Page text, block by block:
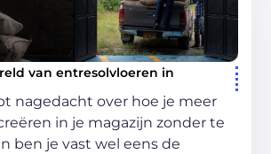
van entresolvloeren in
nagedacht over hoe je meer
in je magazijn zonder te
ben je vast wel eens de